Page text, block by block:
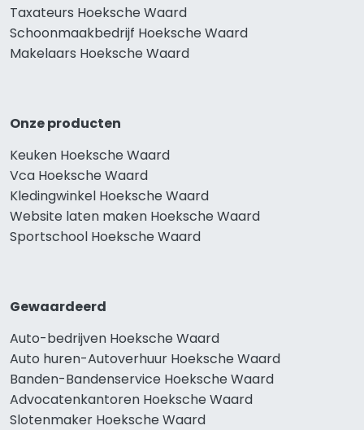
Taxateurs Hoeksche Waard
Schoonmaakbedrijf Hoeksche Waard
Makelaars Hoeksche Waard
Onze producten
Keuken Hoeksche Waard
Vca Hoeksche Waard
Kledingwinkel Hoeksche Waard
Website laten maken Hoeksche Waard
Sportschool Hoeksche Waard
Gewaardeerd
Auto-bedrijven Hoeksche Waard
Auto huren-Autoverhuur Hoeksche Waard
Banden-Bandenservice Hoeksche Waard
Advocatenkantoren Hoeksche Waard
Slotenmaker Hoeksche Waard